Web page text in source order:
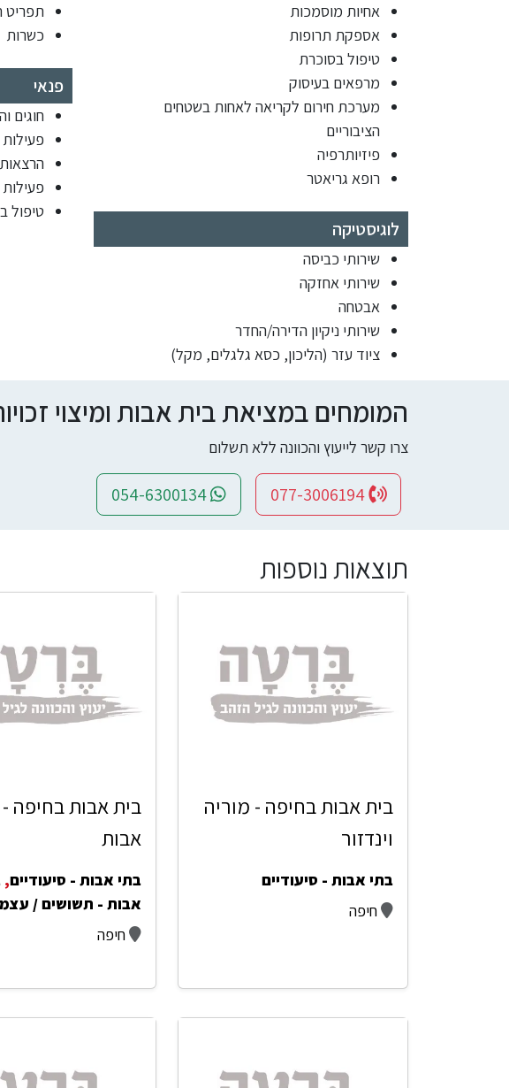
תפריט
כשרות
אחיות מוסמכות
אספקת תרופות
טיפול בסוכרת
מרפאים בעיסוק
מערכת חירום לקריאה לאחות בשטחים
הציבוריים
פיזיותרפיה
רופא גריאטר
פנאי
חוגים
הרצאות
פעילות
טיפול
לוגיסטיקה
שירותי כביסה
שירותי אחזקה
אבטחה
שירותי ניקיון הדירה/החדר
ציוד עזר (הליכון, כסא גלגלים, מקל)
המומחים במציאת בית אבות ומיצוי
צרו קשר לייעוץ והכוונה ללא תשלום
תוצאות נוספות
בית אבות בחיפה - מוריה
וינדזור
בתי אבות - סיעודיים
חיפה
בית אבות בחיפה
אבות
בתי אבות - סיעודיים,
אבות - תשושים /
חיפה